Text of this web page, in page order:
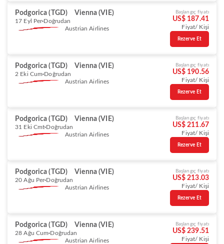
Podgorica (TGD) Vienna (VIE)
17 Eyl Per Doğrudan
Austrian Airlines
Başlangıç fiyatı
US$ 187.41
Fiyat/ Kişi
Rezerve Et
Podgorica (TGD) Vienna (VIE)
2 Eki Cum Doğrudan
Austrian Airlines
Başlangıç fiyatı
US$ 190.56
Fiyat/ Kişi
Rezerve Et
Podgorica (TGD) Vienna (VIE)
31 Eki Cmt Doğrudan
Austrian Airlines
Başlangıç fiyatı
US$ 211.67
Fiyat/ Kişi
Rezerve Et
Podgorica (TGD) Vienna (VIE)
20 Ağu Per Doğrudan
Austrian Airlines
Başlangıç fiyatı
US$ 213.03
Fiyat/ Kişi
Rezerve Et
Podgorica (TGD) Vienna (VIE)
28 Ağu Cum Doğrudan
Austrian Airlines
Başlangıç fiyatı
US$ 239.51
Fiyat/ Kişi